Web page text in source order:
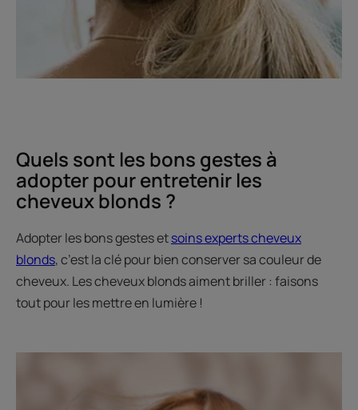
Quels sont les bons gestes à
adopter pour entretenir les
cheveux blonds ?
Adopter les bons gestes etsoins experts cheveux
blonds, c’est la clé pour bien conserver sa couleur de
cheveux. Les cheveux blonds aiment briller : faisons
tout pour les mettre en lumière !